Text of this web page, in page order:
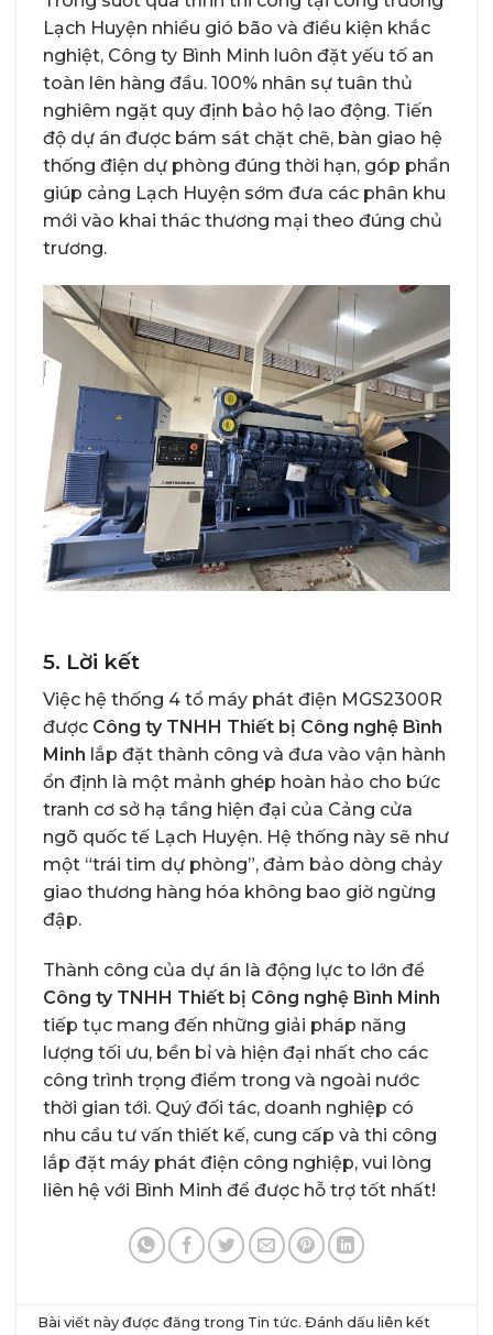
Lạch Huyện nhiều gió bão và điều kiện khắc
nghiệt, Công ty Bình Minh luôn đặt yếu tố an
toàn lên hàng đầu. 100% nhân sự tuân thủ
nghiêm ngặt quy định bảo hộ lao động. Tiến
độ dự án được bám sát chặt chẽ, bàn giao hệ
thống điện dự phòng đúng thời hạn, góp phần
giúp cảng Lạch Huyện sớm đưa các phân khu
mới vào khai thác thương mại theo đúng chủ
trương.
5. Lời kết
Việc hệ thống 4 tổ máy phát điện MGS2300R
được Công ty TNHH Thiết bị Công nghệ Bình
Minh lắp đặt thành công và đưa vào vận hành
ổn định là một mảnh ghép hoàn hảo cho bức
tranh cơ sở hạ tầng hiện đại của Cảng cửa
ngõ quốc tế Lạch Huyện. Hệ thống này sẽ như
một “trái tim dự phòng”, đảm bảo dòng chảy
giao thương hàng hóa không bao giờ ngừng
đập.
Thành công của dự án là động lực to lớn để
Công ty TNHH Thiết bị Công nghệ Bình Minh
tiếp tục mang đến những giải pháp năng
lượng tối ưu, bền bỉ và hiện đại nhất cho các
công trình trọng điểm trong và ngoài nước
thời gian tới. Quý đối tác, doanh nghiệp có
nhu cầu tư vấn thiết kế, cung cấp và thi công
lắp đặt máy phát điện công nghiệp, vui lòng
liên hệ với Bình Minh để được hỗ trợ tốt nhất!
Bài viết này được đăng trong Tin tức. Đánh dấu liên kết